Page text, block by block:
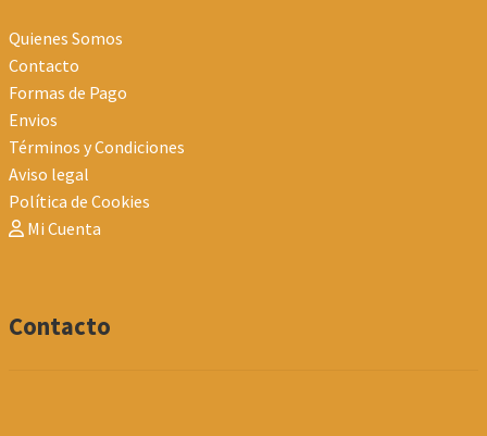
Quienes Somos
Contacto
Formas de Pago
Envios
Términos y Condiciones
Aviso legal
Política de Cookies
Mi Cuenta
Contacto